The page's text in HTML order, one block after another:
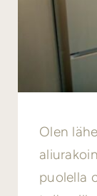
Olen
puolella